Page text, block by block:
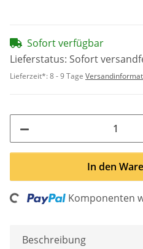
Sofort verfügbar
Lieferstatus: Sofort
Lieferzeit*:8 - 9 Tage
In den
Loading... Komponenten
Beschreibung